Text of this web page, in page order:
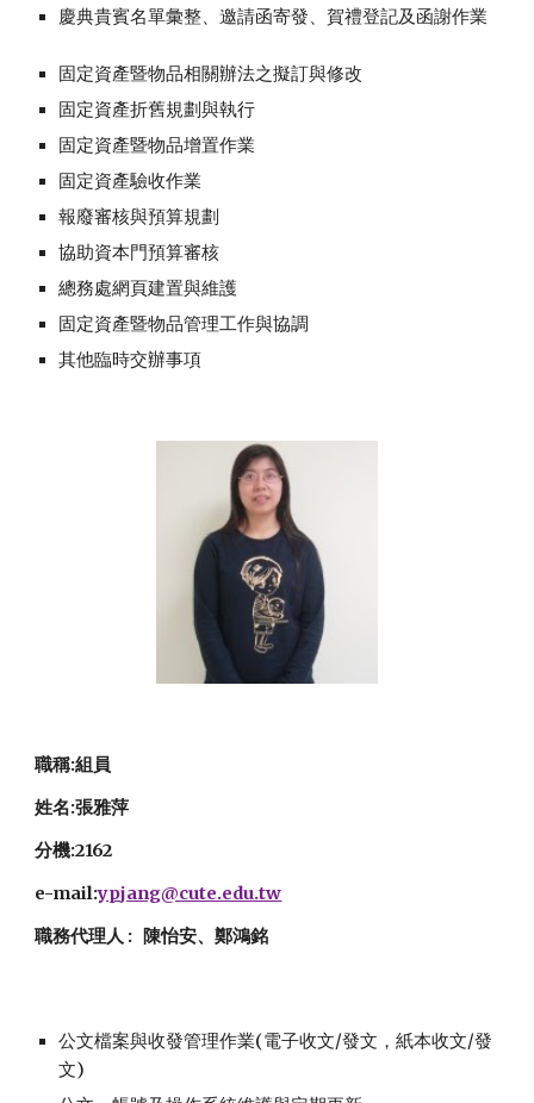
慶典貴賓名單彙整、邀請函寄發、賀禮登記及函謝作業
固定資產暨物品相關辦法之擬訂與修改
固定資產折舊規劃與執行
固定資產暨物品增置作業
固定資產驗收作業
報廢審核與預算規劃
協助資本門預算審核
總務處網頁建置與維護
固定資產暨物品管理工作與協調
其他臨時交辦事項
職稱:組員
姓名:張雅萍
分機:2162
e-mail:ypjang@cute.edu.tw
職務代理人 : 陳怡安、鄭鴻銘
公文檔案與收發管理作業(電子收文/發文，紙本收文/發
文)